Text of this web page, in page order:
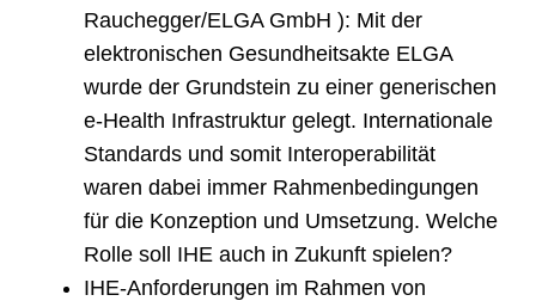
Rauchegger/ELGA GmbH ): Mit der
elektronischen Gesundheitsakte ELGA
wurde der Grundstein zu einer generischen
e-Health Infrastruktur gelegt. Internationale
Standards und somit Interoperabilität
waren dabei immer Rahmenbedingungen
für die Konzeption und Umsetzung. Welche
Rolle soll IHE auch in Zukunft spielen?
IHE-Anforderungen im Rahmen von